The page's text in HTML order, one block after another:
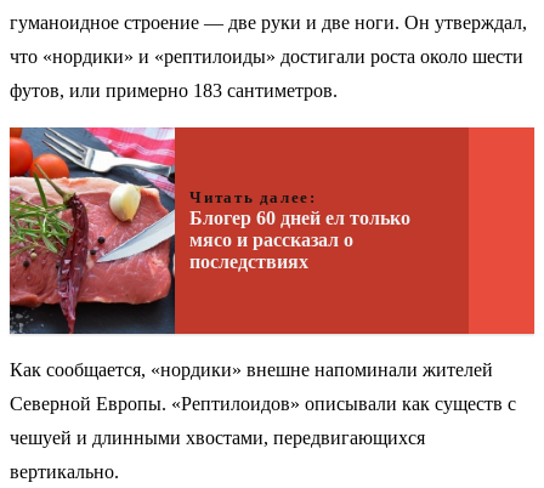
гуманоидное строение — две руки и две ноги. Он утверждал,
что «нордики» и «рептилоиды» достигали роста около шести
футов, или примерно 183 сантиметров.
Читать далее:
Блогер 60 дней ел только
мясо и рассказал о
последствиях
Как сообщается, «нордики» внешне напоминали жителей
Северной Европы. «Рептилоидов» описывали как существ с
чешуей и длинными хвостами, передвигающихся
вертикально.